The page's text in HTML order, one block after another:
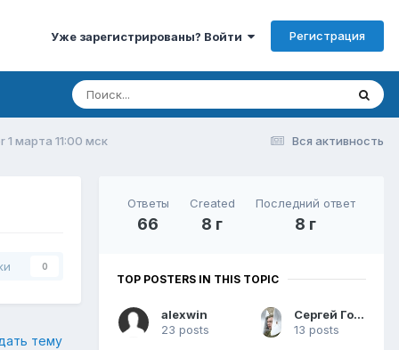
Уже зарегистрированы? Войти Регистрация
Вся активность
1 марта 11:00 мск
0
тему
Ответы
66
Created
8 г
Последний ответ
8 г
TOP POSTERS IN THIS TOPIC
alexwin
23 posts
Сергей Голованов
13 posts